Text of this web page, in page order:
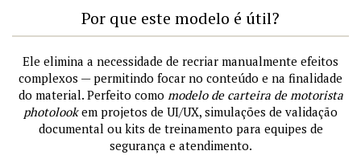
Por que este modelo é útil?
Ele elimina a necessidade de recriar manualmente efeitos
complexos — permitindo focar no conteúdo e na finalidade
do material. Perfeito como modelo de carteira de motorista
photolookem projetos de UI/UX, simulações de validação
documental ou kits de treinamento para equipes de
segurança e atendimento.